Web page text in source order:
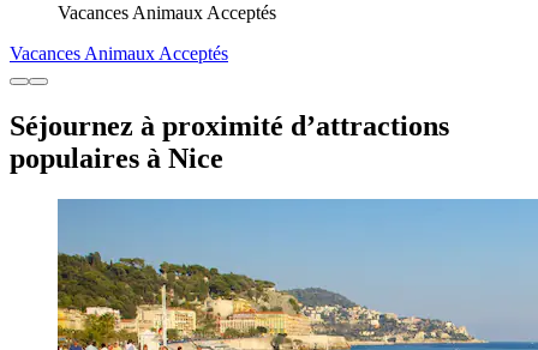
Vacances Animaux Acceptés
Vacances Animaux Acceptés
Séjournez à proximité d’attractions
populaires à Nice